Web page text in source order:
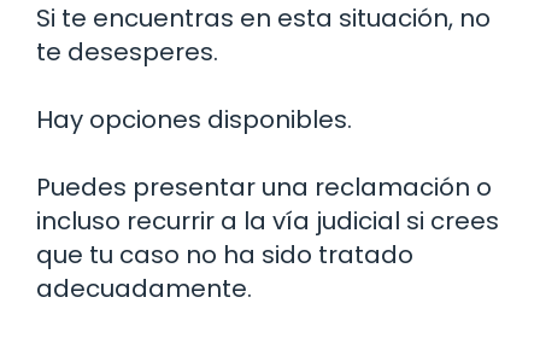
Si te encuentras en esta situación, no
te desesperes.
Hay opciones disponibles.
Puedes presentar una reclamación o
incluso recurrir a la vía judicial si crees
que tu caso no ha sido tratado
adecuadamente.